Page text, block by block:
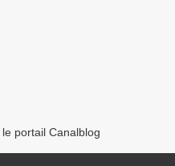
portail Canalblog